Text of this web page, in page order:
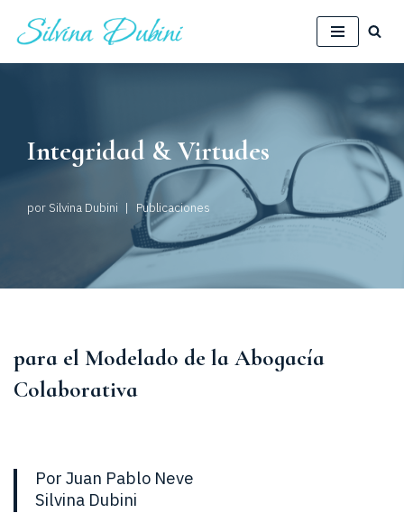
Saltar
al
Integridad & Virtudes
porSilvina Dubini Publicaciones
para el Modelado de la Abogacía
Colaborativa
Por Juan Pablo Neve
Silvina Dubini